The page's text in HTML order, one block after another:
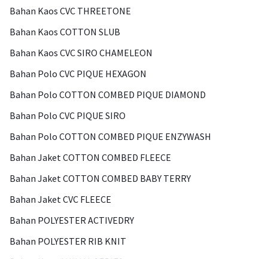
Bahan Kaos CVC THREETONE
Bahan Kaos COTTON SLUB
Bahan Kaos CVC SIRO CHAMELEON
Bahan Polo CVC PIQUE HEXAGON
Bahan Polo COTTON COMBED PIQUE DIAMOND
Bahan Polo CVC PIQUE SIRO
Bahan Polo COTTON COMBED PIQUE ENZYWASH
Bahan Jaket COTTON COMBED FLEECE
Bahan Jaket COTTON COMBED BABY TERRY
Bahan Jaket CVC FLEECE
Bahan POLYESTER ACTIVEDRY
Bahan POLYESTER RIB KNIT